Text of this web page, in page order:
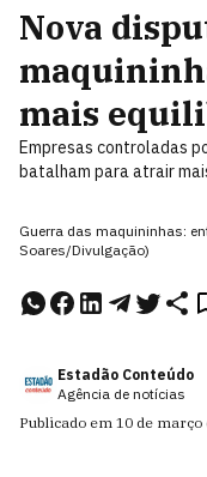
Nova
mais
Empresas controladas
batalham para atrair
Guerra das maquininhas:
Soares/Divulgação)
Estadão Conteúdo
Agência de notícias
Publicado em 10 de março